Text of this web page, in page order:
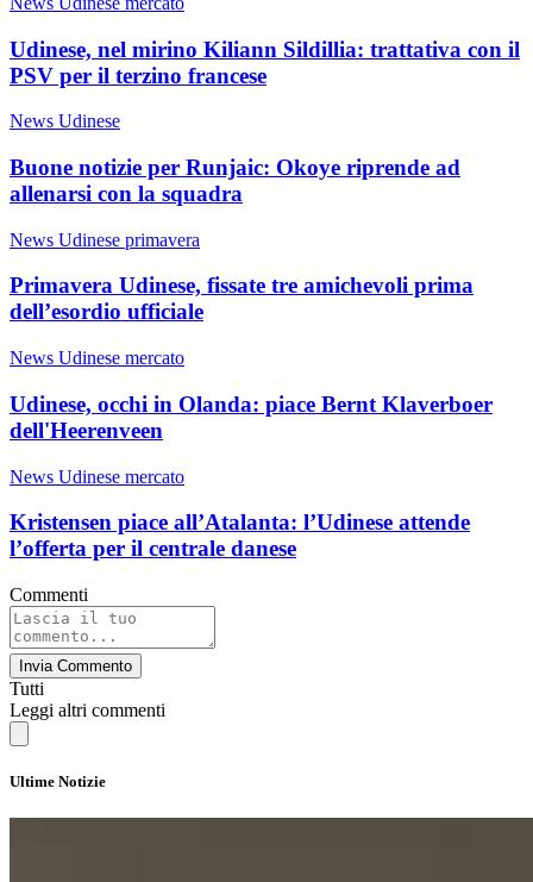
Udinese, nel mirino Kiliann Sildillia: trattativa con il
PSV per il terzino francese
News Udinese
Buone notizie per Runjaic: Okoye riprende ad
allenarsi con la squadra
News Udinese primavera
Primavera Udinese, fissate tre amichevoli prima
dell’esordio ufficiale
News Udinese mercato
Udinese, occhi in Olanda: piace Bernt Klaverboer
dell'Heerenveen
News Udinese mercato
Kristensen piace all’Atalanta: l’Udinese attende
l’offerta per il centrale danese
Commenti
Invia Commento
Tutti
Leggi altri commenti
Ultime Notizie